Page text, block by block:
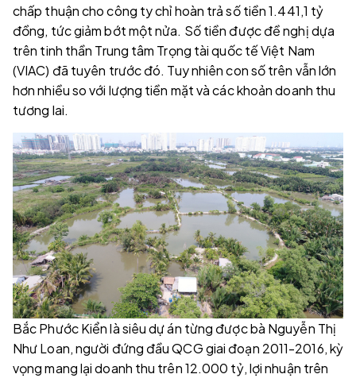
chấp thuận cho công ty chỉ hoàn trả số tiền 1.441,1 tỷ
đồng, tức giảm bớt một nửa. Số tiền được đề nghị dựa
trên tinh thần Trung tâm Trọng tài quốc tế Việt Nam
(VIAC) đã tuyên trước đó. Tuy nhiên con số trên vẫn lớn
hơn nhiều so với lượng tiền mặt và các khoản doanh thu
tương lai.
Bắc Phước Kiển là siêu dự án từng được bà Nguyễn Thị
Như Loan, người đứng đầu QCG giai đoạn 2011-2016, kỳ
vọng mang lại doanh thu trên 12.000 tỷ, lợi nhuận trên